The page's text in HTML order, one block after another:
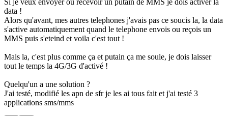
Si je veux envoyer ou recevoir un putain de MMS je dois activer la
data !
Alors qu'avant, mes autres telephones j'avais pas ce soucis la, la data
s'active automatiquement quand le telephone envois ou reçois un
MMS puis s'eteind et voila c'est tout !
Mais la, c'est plus comme ça et putain ça me soule, je dois laisser
tout le temps la 4G/3G d'activé !
Quelqu'un a une solution ?
J'ai testé, modifié les apn de sfr je les ai tous fait et j'ai testé 3
applications sms/mms